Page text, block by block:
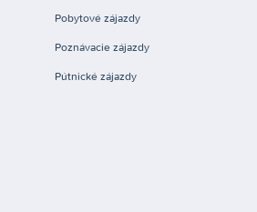
Pobytové zájazdy
Poznávacie zájazdy
Pútnické zájazdy